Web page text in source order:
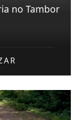
no Tambor